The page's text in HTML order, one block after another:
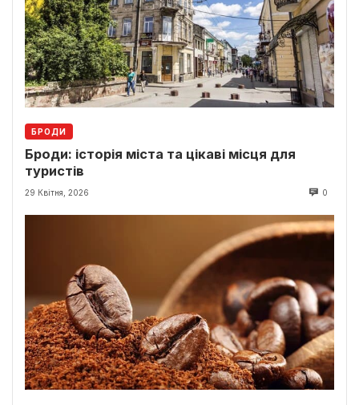
БРОДИ
Броди: історія міста та цікаві місця для
туристів
29 Квітня, 2026 0